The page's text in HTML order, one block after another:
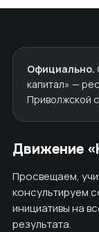
Официально.
капитал» —
Приволжской
Движение
Просвещаем,
консультируем
инициативы на
результата.